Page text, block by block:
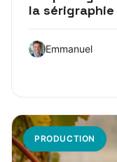
la
Emmanuel
PRODUCTION